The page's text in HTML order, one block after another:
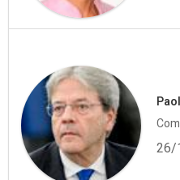
26/